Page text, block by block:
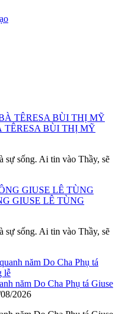
TÊRESA BÙI THỊ MỸ
sự sống. Ai tin vào Thầy, sẽ
GIUSE LÊ TÙNG
sự sống. Ai tin vào Thầy, sẽ
năm Do Cha Phụ tá Giuse
2026